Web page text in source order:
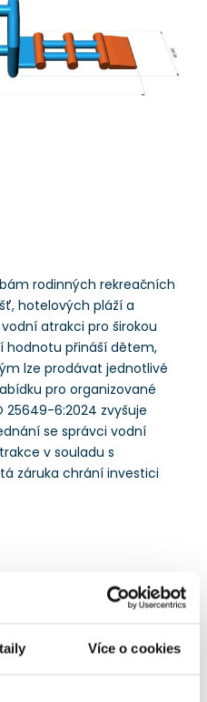
Více o cookies
rodinných rekreačních
hotelových pláží a
atrakci pro širokou
hodnotu přináší dětem,
lze prodávat jednotlivé
pro organizované
25649-6:2024 zvyšuje
se správci vodní
v souladu s
záruka chrání investici